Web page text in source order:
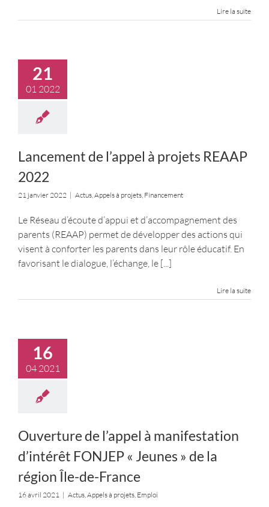
Lire la suite
21
01 2022
Lancement de l’appel à projets REAAP
2022
21 janvier 2022 | Actus,Appels à projets, Financement
Le Réseau d’écoute d’appui et d’accompagnement des
parents (REAAP) permet de développer des actions qui
visent à conforter les parents dans leur rôle éducatif. En
favorisant le dialogue, l’échange, le [...]
Lire la suite
16
04 2021
Ouverture de l’appel à manifestation
d’intérêt FONJEP « Jeunes » de la
région Île-de-France
16 avril 2021 | Actus,Appels à projets, Emploi